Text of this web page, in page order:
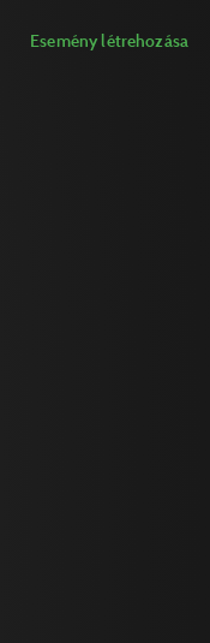
Esemény létrehozása